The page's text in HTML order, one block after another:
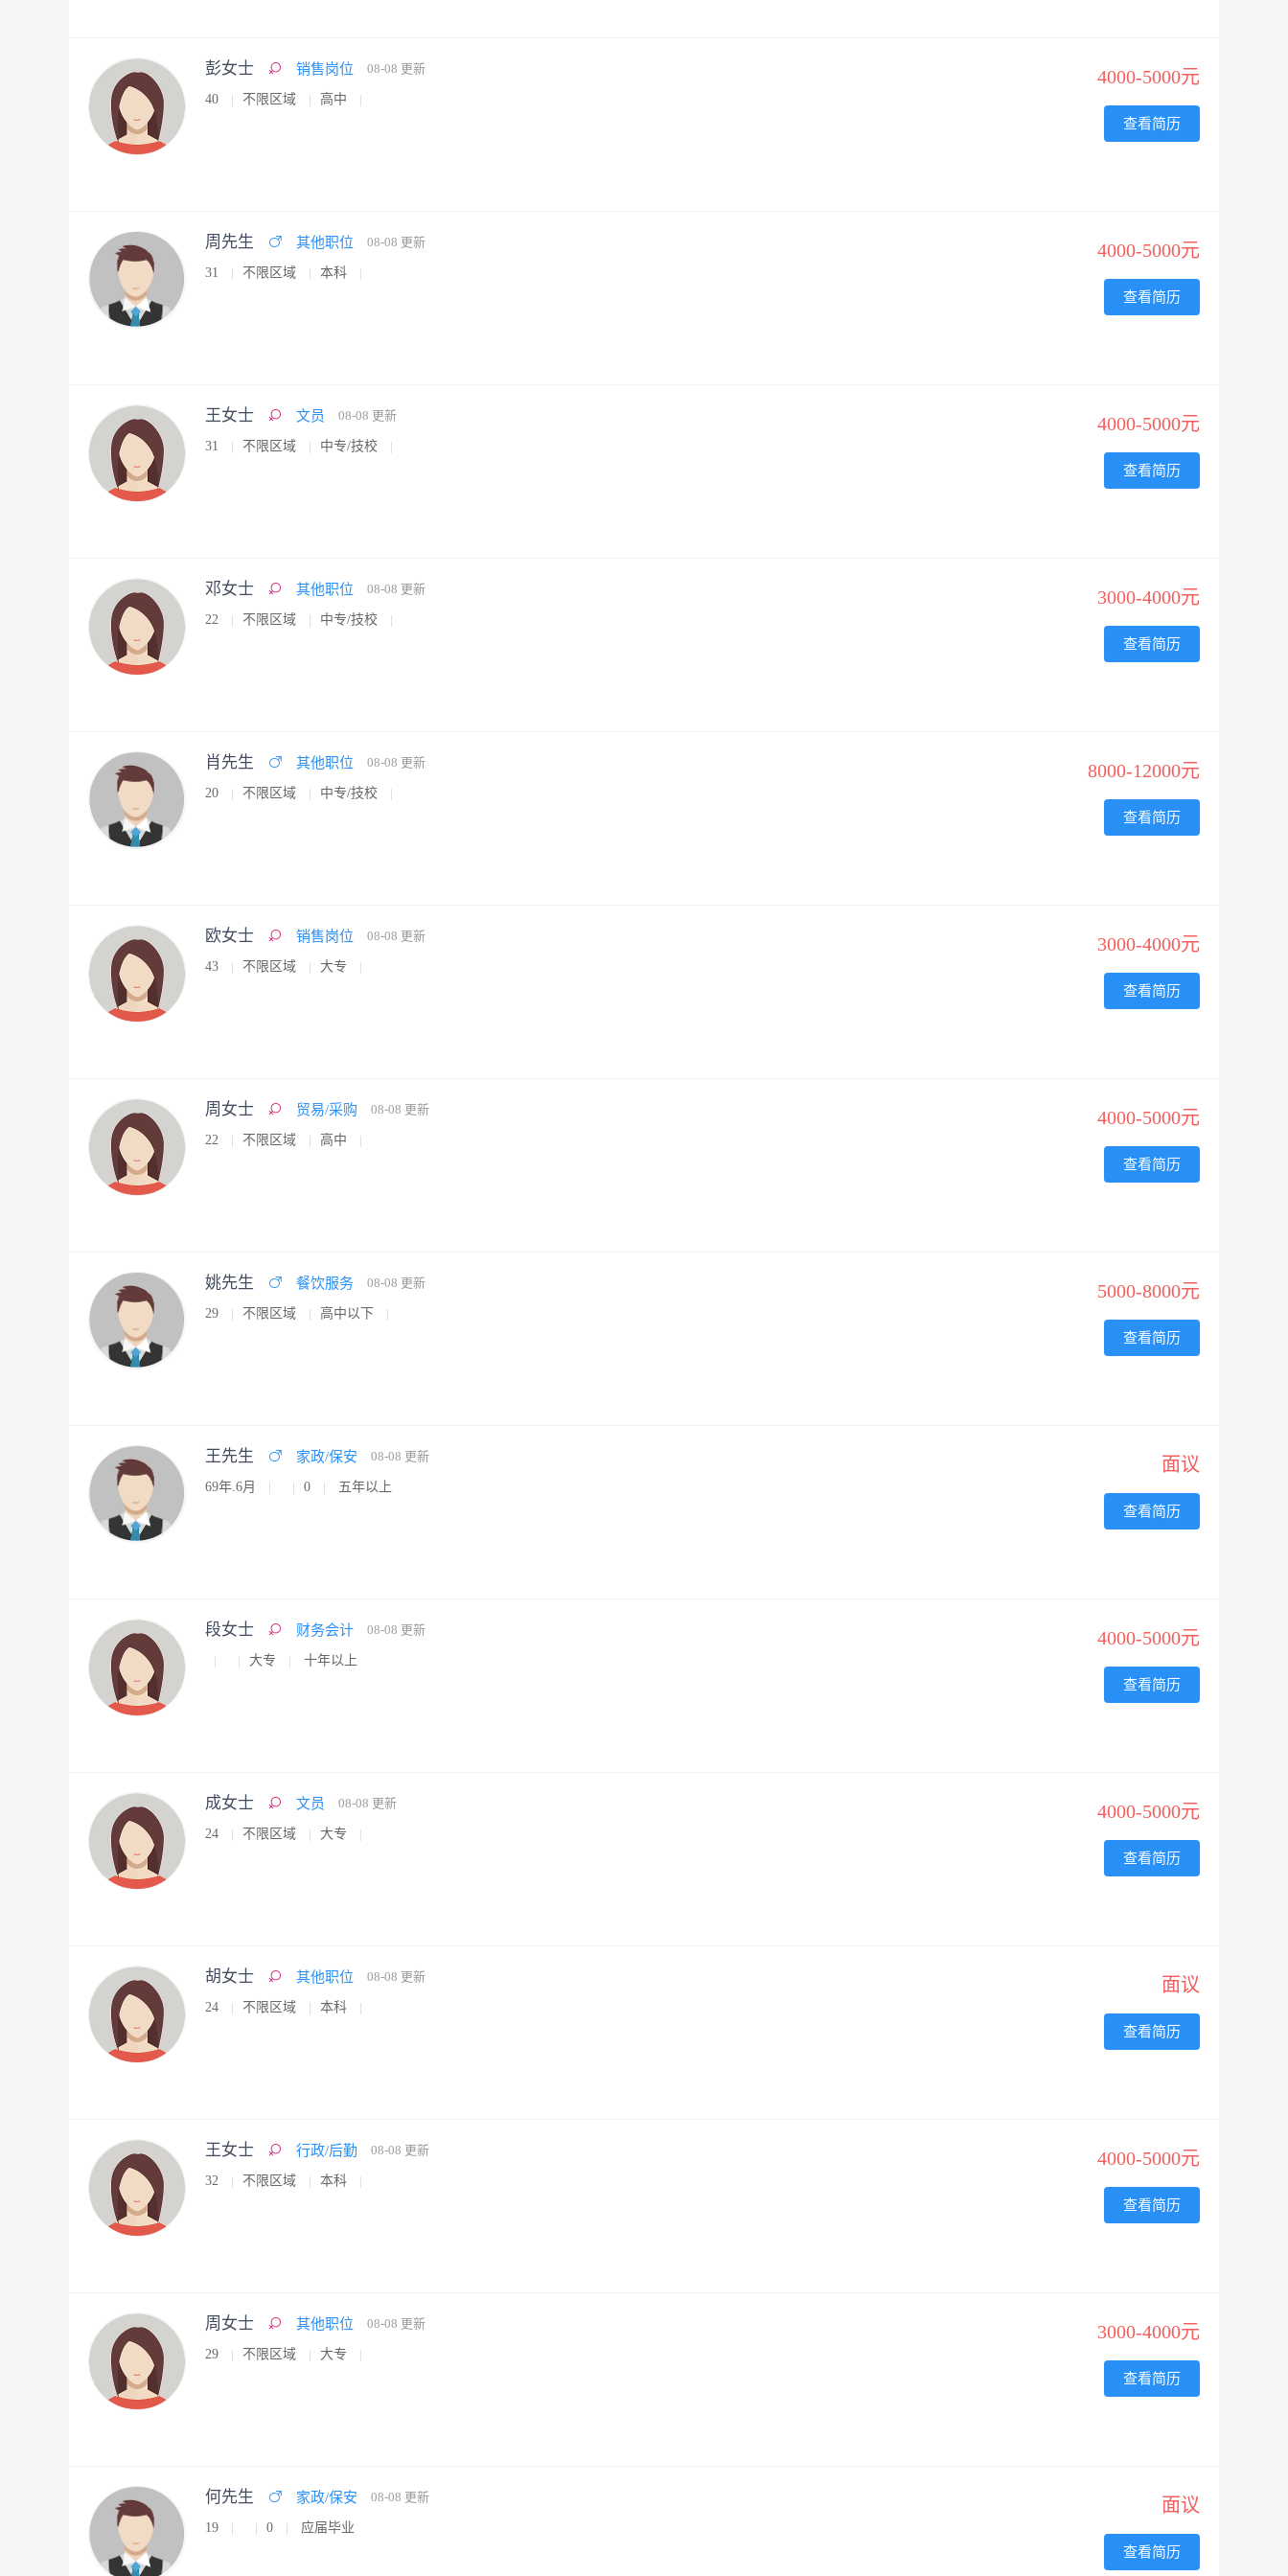
彭女士 销售岗位 08-08 更新
40 不限区域 高中
4000-5000元
查看简历
周先生 其他职位 08-08 更新
31 不限区域 本科
4000-5000元
查看简历
王女士 文员 08-08 更新
31 不限区域 中专/技校
4000-5000元
查看简历
邓女士 其他职位 08-08 更新
22 不限区域 中专/技校
3000-4000元
查看简历
肖先生 其他职位 08-08 更新
20 不限区域 中专/技校
8000-12000元
查看简历
欧女士 销售岗位 08-08 更新
43 不限区域 大专
3000-4000元
查看简历
周女士 贸易/采购 08-08 更新
22 不限区域 高中
4000-5000元
查看简历
姚先生 餐饮服务 08-08 更新
29 不限区域 高中以下
5000-8000元
查看简历
王先生 家政/保安 08-08 更新
69年.6月 0 五年以上
面议
查看简历
段女士 财务会计 08-08 更新
大专 十年以上
4000-5000元
查看简历
成女士 文员 08-08 更新
24 不限区域 大专
4000-5000元
查看简历
胡女士 其他职位 08-08 更新
24 不限区域 本科
面议
查看简历
王女士 行政/后勤 08-08 更新
32 不限区域 本科
4000-5000元
查看简历
周女士 其他职位 08-08 更新
29 不限区域 大专
3000-4000元
查看简历
何先生 家政/保安 08-08 更新
19 0 应届毕业
面议
查看简历